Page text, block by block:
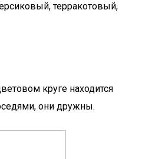
терракотовый,
круге находится
они дружны.